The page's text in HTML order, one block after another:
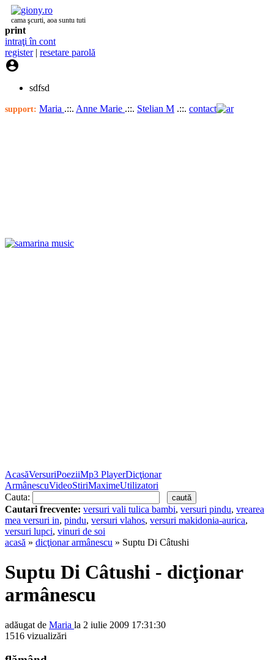
cama şcurti, aoa suntu tuti
print
intraţi în cont
register| resetare parolă

sdfsd
support: Maria .::. Anne Marie .::. Stelian M .::. contact
AcasăVersuriPoeziiMp3 PlayerDicţionar
ArmânescuVideoStiriMaximeUtilizatori
Cauta:
Cautari frecvente: versuri vali tulica bambi, versuri pindu, vrearea
mea versuri in, pindu, versuri vlahos, versuri makidonia-aurica,
versuri lupci, vinuri de soi
acasă » dicţionar armânescu » Suptu Di Câtushi
Suptu Di Câtushi - dicţionar
armânescu
adăugat de Maria la 2 iulie 2009 17:31:30
1516 vizualizări